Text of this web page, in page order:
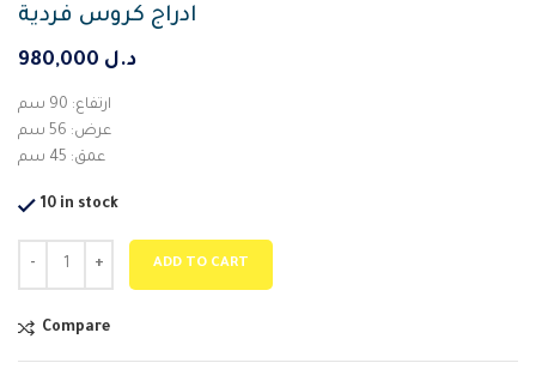
ادراج كروس فردية
د.ل
ارتفاع: 90 سم
عرض: 56 سم
عمق: 45 سم
10 in stock
ADD TO CART
Compare